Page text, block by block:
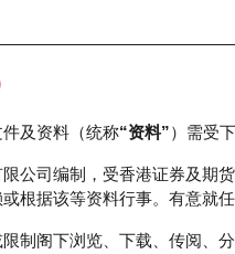
轮证市场统计 正股数据
及资料（统称“资料”）需受
公司编制，受香港证券及期
根据该等资料行事。有意就
制阁下浏览、下载、传阅、